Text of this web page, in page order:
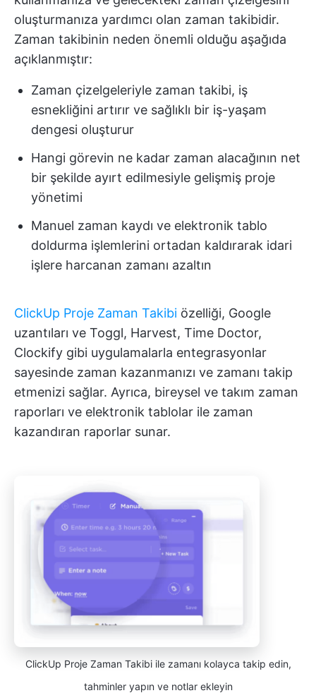
oluşturmanıza yardımcı olan zaman takibidir.
Zaman takibinin neden önemli olduğu aşağıda
açıklanmıştır:
Zaman çizelgeleriyle zaman takibi, iş
esnekliğini artırır ve sağlıklı bir iş-yaşam
dengesi oluşturur
Hangi görevin ne kadar zaman alacağının net
bir şekilde ayırt edilmesiyle gelişmiş proje
yönetimi
Manuel zaman kaydı ve elektronik tablo
doldurma işlemlerini ortadan kaldırarak idari
işlere harcanan zamanı azaltın
ClickUp Proje Zaman Takibi özelliği, Google
uzantıları ve Toggl, Harvest, Time Doctor,
Clockify gibi uygulamalarla entegrasyonlar
sayesinde zaman kazanmanızı ve zamanı takip
etmenizi sağlar. Ayrıca, bireysel ve takım zaman
raporları ve elektronik tablolar ile zaman
kazandıran raporlar sunar.
ClickUp Proje Zaman Takibi ile zamanı kolayca takip edin,
tahminler yapın ve notlar ekleyin